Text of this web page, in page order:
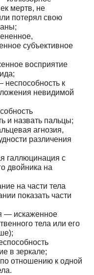
мертв, не
потерял свою
субъективное
восприятие
неспособность к
невидимой
и назвать пальцы;
агнозия,
различения
галлюцинация с
двойника на
на части тела
показать части
— искаженное
тела или его
в зеркале;
отношению к одной